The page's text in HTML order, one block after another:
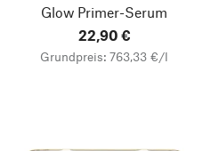
Glow Primer-Serum
22,90 €
Grundpreis: 763,33 €/l